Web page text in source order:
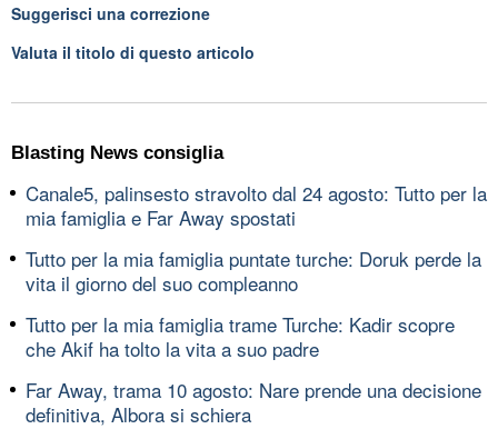
Suggerisci una correzione
Valuta il titolo di questo articolo
Blasting News consiglia
Canale5, palinsesto stravolto dal 24 agosto: Tutto per la
mia famiglia e Far Away spostati
Tutto per la mia famiglia puntate turche: Doruk perde la
vita il giorno del suo compleanno
Tutto per la mia famiglia trame Turche: Kadir scopre
che Akif ha tolto la vita a suo padre
Far Away, trama 10 agosto: Nare prende una decisione
definitiva, Albora si schiera